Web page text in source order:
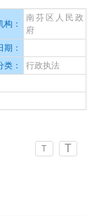
构：
南芬区人民政
府
期：
类：
行政执法
T T